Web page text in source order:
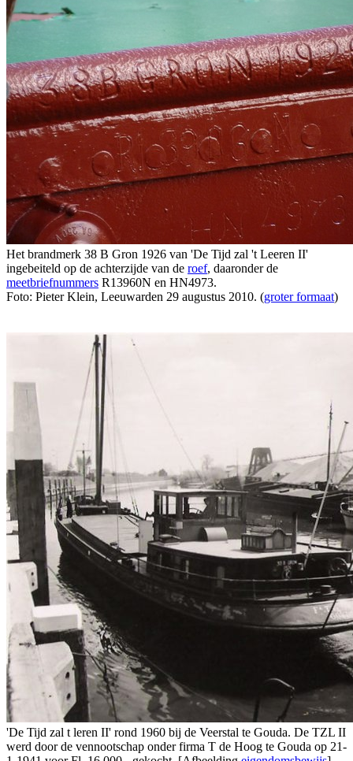
Het brandmerk 38 B Gron 1926 van 'De Tijd zal 't Leeren II'
ingebeiteld op de achterzijde van de roef, daaronder de
meetbriefnummers R13960N en HN4973.
Foto: Pieter Klein, Leeuwarden 29 augustus 2010. (groter formaat)
'De Tijd zal t leren II' rond 1960 bij de Veerstal te Gouda. De TZL II
werd door de vennootschap onder firma T de Hoog te Gouda op 21-